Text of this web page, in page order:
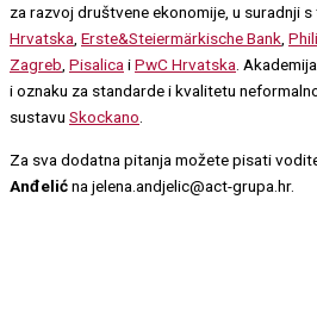
za razvoj društvene ekonomije, u suradnji
Hrvatska Erste&Steiermärkische Bank
Zagreb Pisalica iPwC Hrvatska .
i oznaku za standarde i kvalitetu
sustavu Skockano
Za sva dodatna pitanja možete pisati
Anđelićna jelena.andjelic@act-grupa.hr.